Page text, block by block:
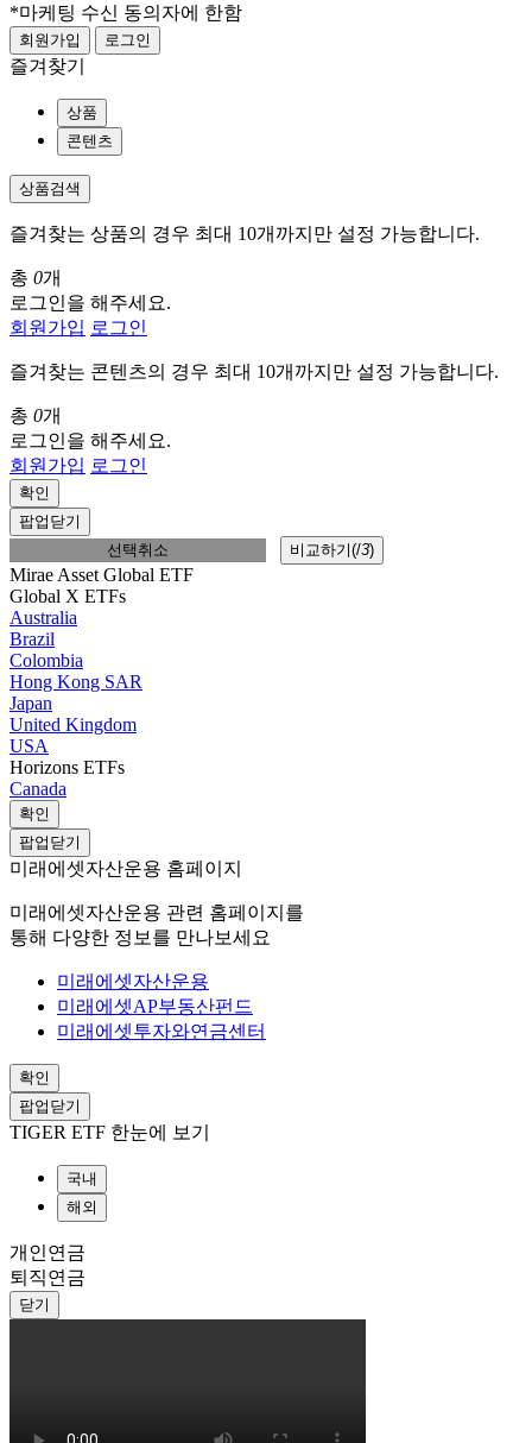
*마케팅 수신 동의자에 한함
회원가입 로그인
즐겨찾기
상품
콘텐츠
상품검색
즐겨찾는 상품의 경우 최대 10개까지만 설정 가능합니다.
총 0개
로그인을 해주세요.
회원가입 로그인
즐겨찾는 콘텐츠의 경우 최대 10개까지만 설정 가능합니다.
총 0개
로그인을 해주세요.
회원가입 로그인
확인
팝업닫기
선택취소
비교하기(/3)
Mirae Asset Global ETF
Global X ETFs
Australia
Brazil
Colombia
Hong Kong SAR
Japan
United Kingdom
USA
Horizons ETFs
Canada
확인
팝업닫기
미래에셋자산운용 홈페이지
미래에셋자산운용 관련 홈페이지를
통해 다양한 정보를 만나보세요
미래에셋자산운용
미래에셋AP부동산펀드
미래에셋투자와연금센터
확인
팝업닫기
TIGER ETF 한눈에 보기
국내
해외
개인연금
퇴직연금
닫기